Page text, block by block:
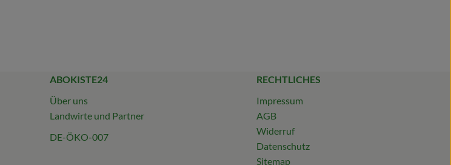
ABOKISTE24
Über uns
Landwirte und Partner
DE-ÖKO-007
RECHTLICHES
Impressum
AGB
Widerruf
Datenschutz
Sitemap